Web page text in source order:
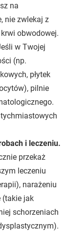
na
nie zwlekaj z
obwodowej.
w Twojej
(np.
płytek
pilnie
i leczeniu.
przekaż
leczeniu
narażeniu
(takie jak
schorzeniach